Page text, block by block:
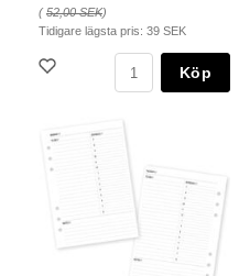
(52,00 SEK)
Tidigare lägsta pris: 39 SEK
Köp